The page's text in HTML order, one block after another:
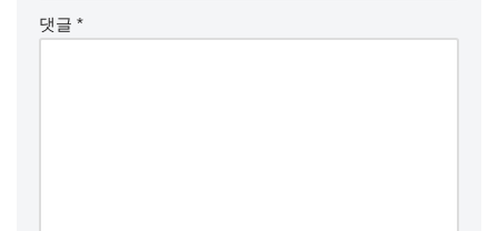
댓글 *